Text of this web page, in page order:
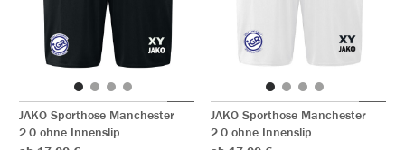
JAKO Sporthose Manchester
2.0 ohne Innenslip
JAKO Sporthose Manchester
2.0 ohne Innenslip